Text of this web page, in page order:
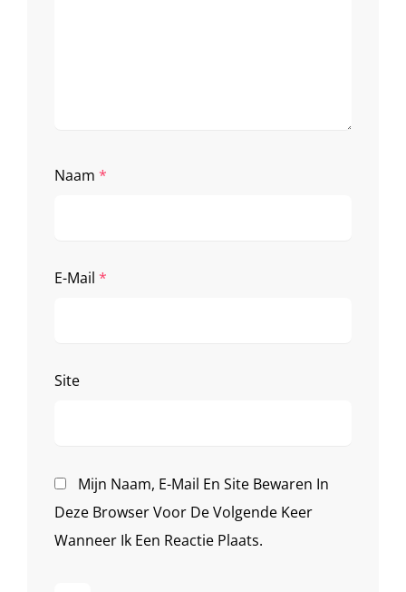
Naam *
E-Mail *
Site
Mijn Naam, E-Mail En Site Bewaren In
Deze Browser Voor De Volgende Keer
Wanneer Ik Een Reactie Plaats.